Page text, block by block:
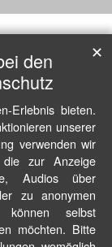
den
Erlebnis bieten.
unserer
verwenden wir
die zur Anzeige
Audios über
zu anonymen
können selbst
möchten. Bitte
✕